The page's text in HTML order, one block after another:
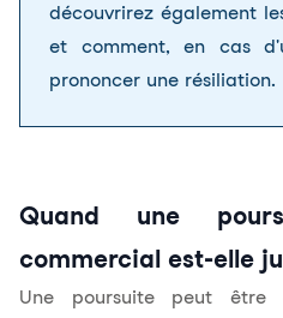
découvrirez également
et comment, en cas
prononcer une résiliation.
Quand une
commercial est-elle
Une poursuite peut être